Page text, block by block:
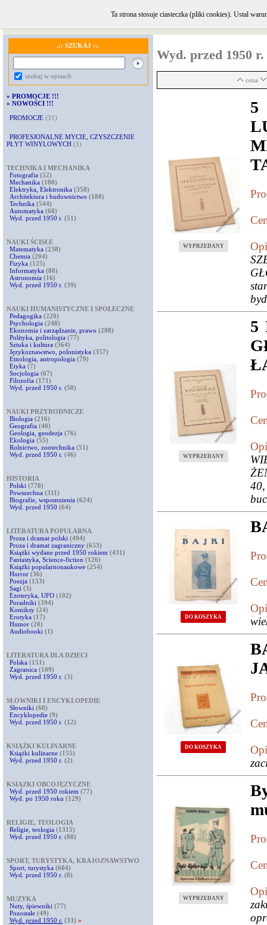
REGULAMIN · KOMENTARZE
.:: SZUKAJ ::.
szukaj w opisach
» PROMOCJE !!!
» NOWOŚCI !!!
PROMOCJE (31)
PROFESJONALNE MYCIE, CZYSZCZENIE
PŁYT WINYLOWYCH (1)
TECHNIKA I MECHANIKA
Fotografia (52)
Mechanika (180)
Elektryka, Elektronika (358)
Architektura i budownictwo (180)
Technika (544)
Automatyka (68)
Wyd. przed 1950 r. (51)
NAUKI ŚCISŁE
Matematyka (238)
Chemia (204)
Fizyka (125)
Informatyka (88)
Astronomia (16)
Wyd. przed 1950 r. (39)
NAUKI HUMANISTYCZNE I SPOŁECZNE
Pedagogika (220)
Psychologia (248)
Ekonomia i zarządzanie, prawo (288)
Polityka, politologia (77)
Sztuka i kultura (364)
Językoznawstwo, polonistyka (357)
Etnologia, antropologia (79)
Etyka (7)
Socjologia (67)
Filozofia (171)
Wyd. przed 1950 r. (50)
NAUKI PRZYRODNICZE
Biologia (216)
Geografia (40)
Geologia, geodezja (76)
Ekologia (55)
Rolnictwo, zootechnika (51)
Wyd. przed 1950 r. (46)
HISTORIA
Polski (778)
Powszechna (311)
Biografie, wspomnienia (624)
Wyd. przed 1950 (64)
LITERATURA POPULARNA
Proza i dramat polski (494)
Proza i dramat zagraniczny (653)
Książki wydane przed 1950 rokiem (431)
Fantastyka, Science-fiction (126)
Książki popularnonaukowe (254)
Horror (36)
Poezja (153)
Sagi (3)
Ezoteryka, UFO (102)
Poradniki (394)
Komiksy (24)
Erotyka (17)
Humor (20)
Audiobooki (1)
LITERATURA DLA DZIECI
Polska (151)
Zagranica (109)
Wyd. przed 1950 r. (3)
SŁOWNIKI I ENCYKLOPEDIE
Słowniki (60)
Encyklopedie (9)
Wyd. przed 1950 r. (12)
KSIĄŻKI KULINARNE
Książki kulinarne (155)
Wyd. przed 1950 r. (2)
KSIĄZKI OBCOJĘZYCZNE
Wyd. przed 1950 rokiem (77)
Wyd. po 1950 roku (129)
RELIGIE, TEOLOGIA
Religie, teologia (1315)
Wyd. przed 1950 r. (80)
SPORT, TURYSTYKA, KRAJOZNAWSTWO
Sport, turystyka (604)
Wyd. przed 1950 r. (8)
MUZYKA
Nuty, śpiewniki (77)
Pozostałe (49)
Wyd. przed 1950 r. (33) »
Wyd. przed 1950 r.
cena
WYPRZEDANY
WYPRZEDANY
5
DO KOSZYKA
DO KOSZYKA
WYPRZEDANY
Ta strona stosuje ciasteczka (pliki cookies). Ustal